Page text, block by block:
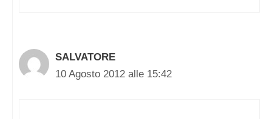
SALVATORE
10 Agosto 2012 alle 15:42